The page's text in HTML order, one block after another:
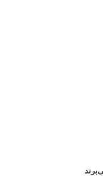
برند